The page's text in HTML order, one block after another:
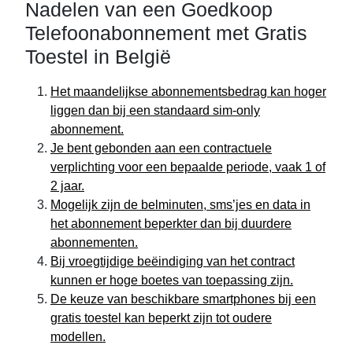
Nadelen van een Goedkoop
Telefoonabonnement met Gratis
Toestel in België
Het maandelijkse abonnementsbedrag kan hoger
liggen dan bij een standaard sim-only
abonnement.
Je bent gebonden aan een contractuele
verplichting voor een bepaalde periode, vaak 1 of
2 jaar.
Mogelijk zijn de belminuten, sms’jes en data in
het abonnement beperkter dan bij duurdere
abonnementen.
Bij vroegtijdige beëindiging van het contract
kunnen er hoge boetes van toepassing zijn.
De keuze van beschikbare smartphones bij een
gratis toestel kan beperkt zijn tot oudere
modellen.